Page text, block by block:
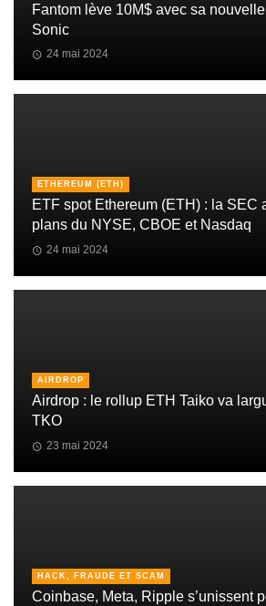
Fantom lève 10M$ avec sa
Sonic
24 mai 2024
ETHEREUM (ETH)
ETF spot Ethereum (ETH) : la SEC
plans du NYSE, CBOE et Nasdaq
24 mai 2024
AIRDROP
Airdrop : le rollup ETH Taiko va
TKO
23 mai 2024
HACK, FRAUDE ET SCAM
Coinbase, Meta, Ripple s’unissent